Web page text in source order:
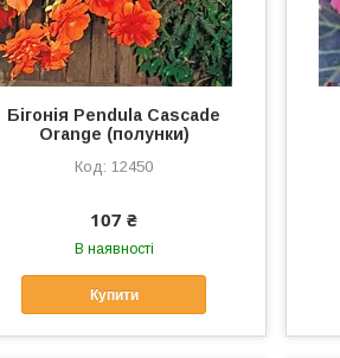
Бігонія Pendula Cascade
Orange (полунки)
12450
107 ₴
В наявності
Купити